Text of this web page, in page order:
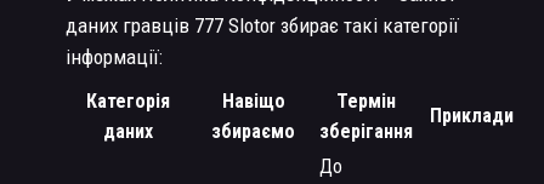
даних гравців 777 Slotor збирає такі категорії
інформації:
Категорія
даних
Навіщо
збираємо
Термін
зберігання
Приклади
До